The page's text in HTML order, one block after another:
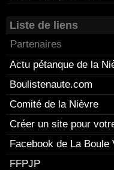
Liste de liens
Partenaires
Actu pétanque de la
Boulistenaute.com
Comité de la Nièvre
Créer un site pour
Facebook de La Boule
FFPJP